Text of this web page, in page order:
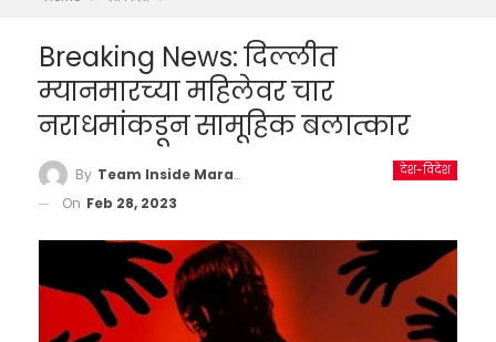
Breaking News: दिल्लीत
म्यानमारच्या महिलेवर चार
नराधमांकडून सामूहिक बलात्कार
देश-विदेश
By Team Inside Marathi
On Feb 28, 2023